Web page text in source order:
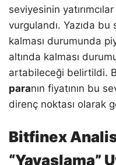
seviyesinin
vurgulandı. Yazıda
kalması durumunda
altında kalması
artabileceği belirtildi.
paranın fiyatının bu
direnç noktası olarak
Bitfinex
“Yavaşlama”